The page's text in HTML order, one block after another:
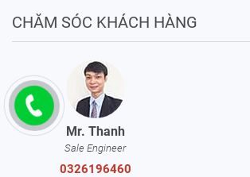
CHĂM SÓC KHÁCH HÀNG
Mr. Thanh
Sale Engineer
0326196460